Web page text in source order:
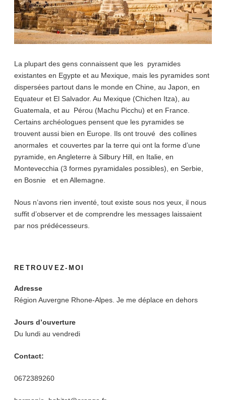
La plupart des gens connaissent que les pyramides
existantes en Egypte et au Mexique, mais les pyramides sont
dispersées partout dans le monde en Chine, au Japon, en
Equateur et El Salvador. Au Mexique (Chichen Itza), au
Guatemala, et au Pérou (Machu Picchu) et en France.
Certains archéologues pensent que les pyramides se
trouvent aussi bien en Europe. Ils ont trouvé des collines
anormales et couvertes par la terre qui ont la forme d’une
pyramide, en Angleterre à Silbury Hill, en Italie, en
Montevecchia (3 formes pyramidales possibles), en Serbie,
en Bosnie et en Allemagne.
Nous n’avons rien inventé, tout existe sous nos yeux, il nous
suffit d’observer et de comprendre les messages laissaient
par nos prédécesseurs.
RETROUVEZ-MOI
Adresse
Région Auvergne Rhone-Alpes. Je me déplace en dehors
Jours d’ouverture
Du lundi au vendredi
Contact:
0672389260